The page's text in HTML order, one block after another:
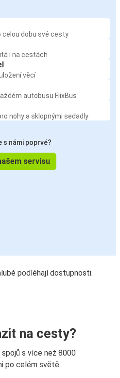
celou dobu své cesty
i na cestách
věcí
autobusu FlixBus
nohy a sklopnými sedadly
s námi poprvé?
servisu
podléhají dostupnosti.
na cesty?
s více než 8000
po celém světě.